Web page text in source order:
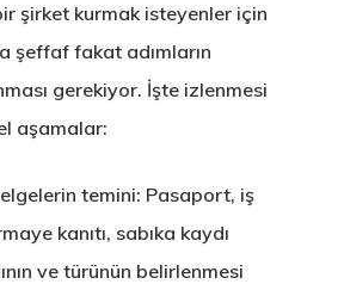
şirket kurmak isteyenler için
şeffaf fakat adımların
gerekiyor. İşte izlenmesi
aşamalar:
temini: Pasaport, iş
kanıtı, sabıka kaydı
ve türünün belirlenmesi